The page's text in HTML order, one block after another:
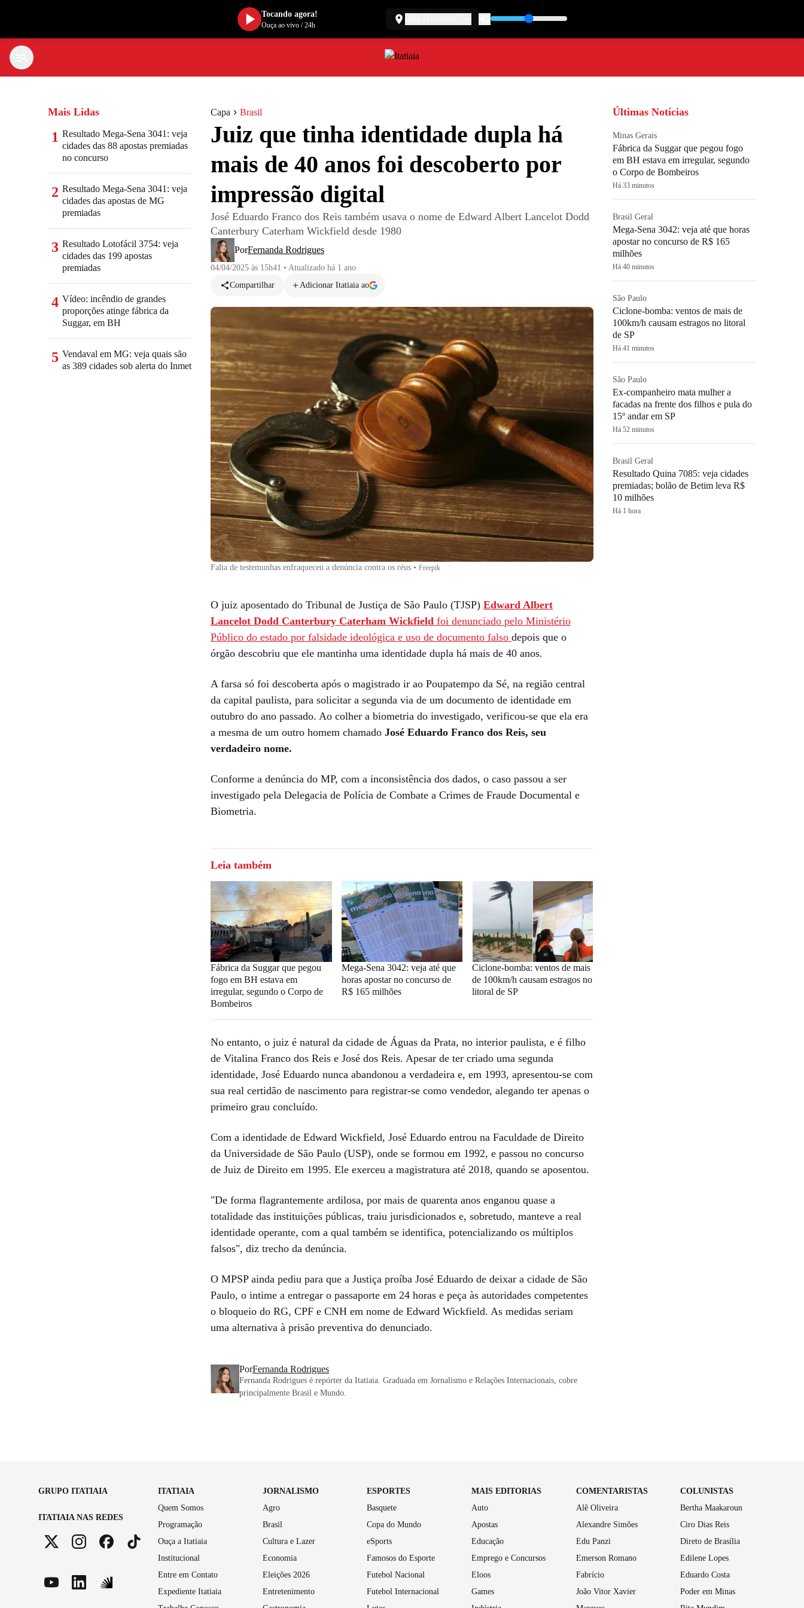
Capa Brasil
Juiz que tinha identidade dupla há
mais de 40 anos foi descoberto por
impressão digital
José Eduardo Franco dos Reis também usava o nome de Edward Albert Lancelot Dodd
Canterbury Caterham Wickfield desde 1980
PorFernanda Rodrigues
04/04/2025 às 15h41 • Atualizado há 1 ano
Compartilhar
Adicionar Itatiaia ao
Falta de testemunhas enfraqueceu a denúncia contra os réus • Freepik
O juiz aposentado do Tribunal de Justiça de São Paulo (TJSP) Edward Albert
Lancelot Dodd Canterbury Caterham Wickfield foi denunciado pelo Ministério
Público do estado por falsidade ideológica e uso de documento falso depois que o
órgão descobriu que ele mantinha uma identidade dupla há mais de 40 anos.
A farsa só foi descoberta após o magistrado ir ao Poupatempo da Sé, na região central
da capital paulista, para solicitar a segunda via de um documento de identidade em
outubro do ano passado. Ao colher a biometria do investigado, verificou-se que ela era
a mesma de um outro homem chamado José Eduardo Franco dos Reis, seu
verdadeiro nome.
Conforme a denúncia do MP, com a inconsistência dos dados, o caso passou a ser
investigado pela Delegacia de Polícia de Combate a Crimes de Fraude Documental e
Biometria.
Leia também
Fábrica da Suggar que pegou
fogo em BH estava em
irregular, segundo o Corpo de
Bombeiros
Mega-Sena 3042: veja até que
horas apostar no concurso de
R$ 165 milhões
Ciclone-bomba: ventos de mais
de 100km/h causam estragos no
litoral de SP
No entanto, o juiz é natural da cidade de Águas da Prata, no interior paulista, e é filho
de Vitalina Franco dos Reis e José dos Reis. Apesar de ter criado uma segunda
identidade, José Eduardo nunca abandonou a verdadeira e, em 1993, apresentou-se com
sua real certidão de nascimento para registrar-se como vendedor, alegando ter apenas o
primeiro grau concluído.
Com a identidade de Edward Wickfield, José Eduardo entrou na Faculdade de Direito
da Universidade de São Paulo (USP), onde se formou em 1992, e passou no concurso
de Juiz de Direito em 1995. Ele exerceu a magistratura até 2018, quando se aposentou.
"De forma flagrantemente ardilosa, por mais de quarenta anos enganou quase a
totalidade das instituições públicas, traiu jurisdicionados e, sobretudo, manteve a real
identidade operante, com a qual também se identifica, potencializando os múltiplos
falsos", diz trecho da denúncia.
O MPSP ainda pediu para que a Justiça proíba José Eduardo de deixar a cidade de São
Paulo, o intime a entregar o passaporte em 24 horas e peça às autoridades competentes
o bloqueio do RG, CPF e CNH em nome de Edward Wickfield. As medidas seriam
uma alternativa à prisão preventiva do denunciado.
PorFernanda Rodrigues
Fernanda Rodrigues é repórter da Itatiaia. Graduada em Jornalismo e Relações Internacionais, cobre
principalmente Brasil e Mundo.
Mais Lidas
1 Resultado Mega-Sena 3041: veja
cidades das 88 apostas premiadas
no concurso
2 Resultado Mega-Sena 3041: veja
cidades das apostas de MG
premiadas
3 Resultado Lotofácil 3754: veja
cidades das 199 apostas
premiadas
4 Vídeo: incêndio de grandes
proporções atinge fábrica da
Suggar, em BH
5 Vendaval em MG: veja quais são
as 389 cidades sob alerta do Inmet
Últimas Notícias
Minas Gerais
Fábrica da Suggar que pegou fogo
em BH estava em irregular, segundo
o Corpo de Bombeiros
Há 33 minutos
Brasil Geral
Mega-Sena 3042: veja até que horas
apostar no concurso de R$ 165
milhões
Há 40 minutos
São Paulo
Ciclone-bomba: ventos de mais de
100km/h causam estragos no litoral
de SP
Há 41 minutos
São Paulo
Ex-companheiro mata mulher a
facadas na frente dos filhos e pula do
15º andar em SP
Há 52 minutos
Brasil Geral
Resultado Quina 7085: veja cidades
premiadas; bolão de Betim leva R$
10 milhões
Há 1 hora
GRUPO ITATIAIA
ITATIAIA NAS REDES
ITATIAIA
Quem Somos
Programação
Ouça a Itatiaia
Institucional
Entre em Contato
Expediente Itatiaia
JORNALISMO
Agro
Brasil
Cultura e Lazer
Economia
Eleições 2026
Entretenimento
ESPORTES
Basquete
Copa do Mundo
eSports
Famosos do Esporte
Futebol Nacional
Futebol Internacional
MAIS EDITORIAS
Auto
Apostas
Educação
Emprego e Concursos
Eloos
Games
COMENTARISTAS
Alê Oliveira
Alexandre Simões
Edu Panzi
Emerson Romano
Fabrício
João Vitor Xavier
COLUNISTAS
Bertha Maakaroun
Ciro Dias Reis
Direto de Brasília
Edilene Lopes
Eduardo Costa
Poder em Minas
Tocando agora!
Ouça ao vivo/24h